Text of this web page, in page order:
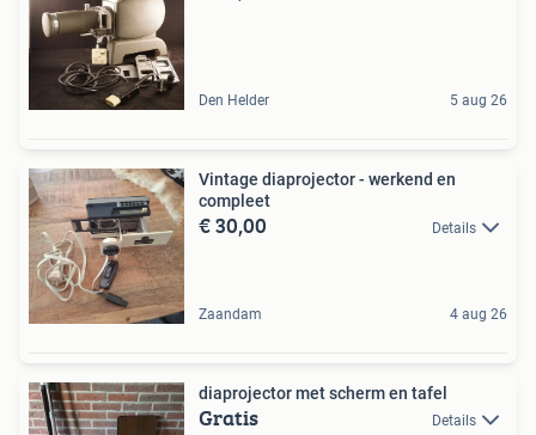
Den Helder 5 aug 26
Vintage diaprojector - werkend en
compleet
€ 30,00 Details
Zaandam 4 aug 26
diaprojector met scherm en tafel
Gratis Details